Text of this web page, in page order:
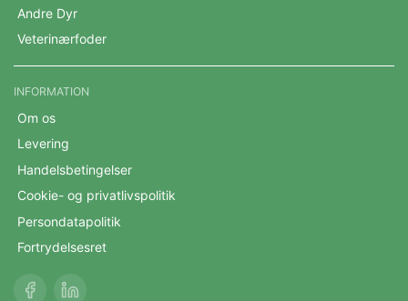
Andre Dyr
Veterinærfoder
INFORMATION
Om os
Levering
Handelsbetingelser
Cookie- og privatlivspolitik
Persondatapolitik
Fortrydelsesret